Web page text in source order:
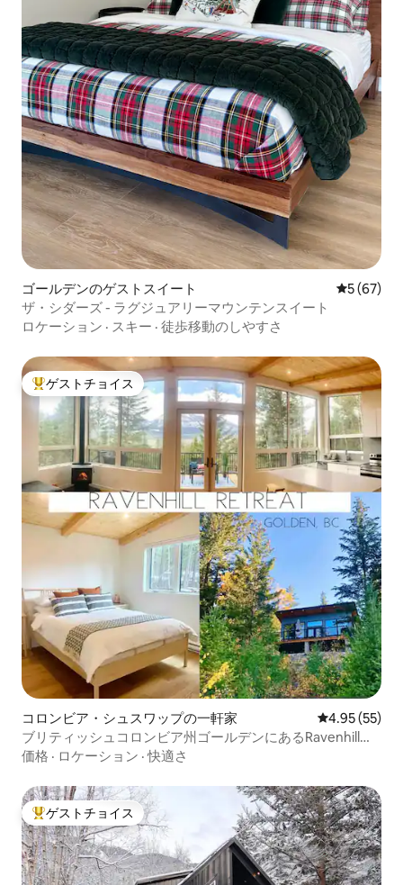
ゴールデンのゲストスイート レビュー
5 (67)
ザ・シダーズ - ラグジュアリーマウンテンスイート
ロケーション · スキー · 徒歩移動のしやすさ
大好評のゲストチョイスです。
ゲストチョイス
コロンビア・シュスワップの一軒家 レビュー55
4.95 (55)
ブリティッシュコロンビア州ゴールデンにあるRavenhill
Retreatのラグジュアリーログハウス
価格 · ロケーション ·快適さ
大好評のゲストチョイスです。
ゲストチョイス